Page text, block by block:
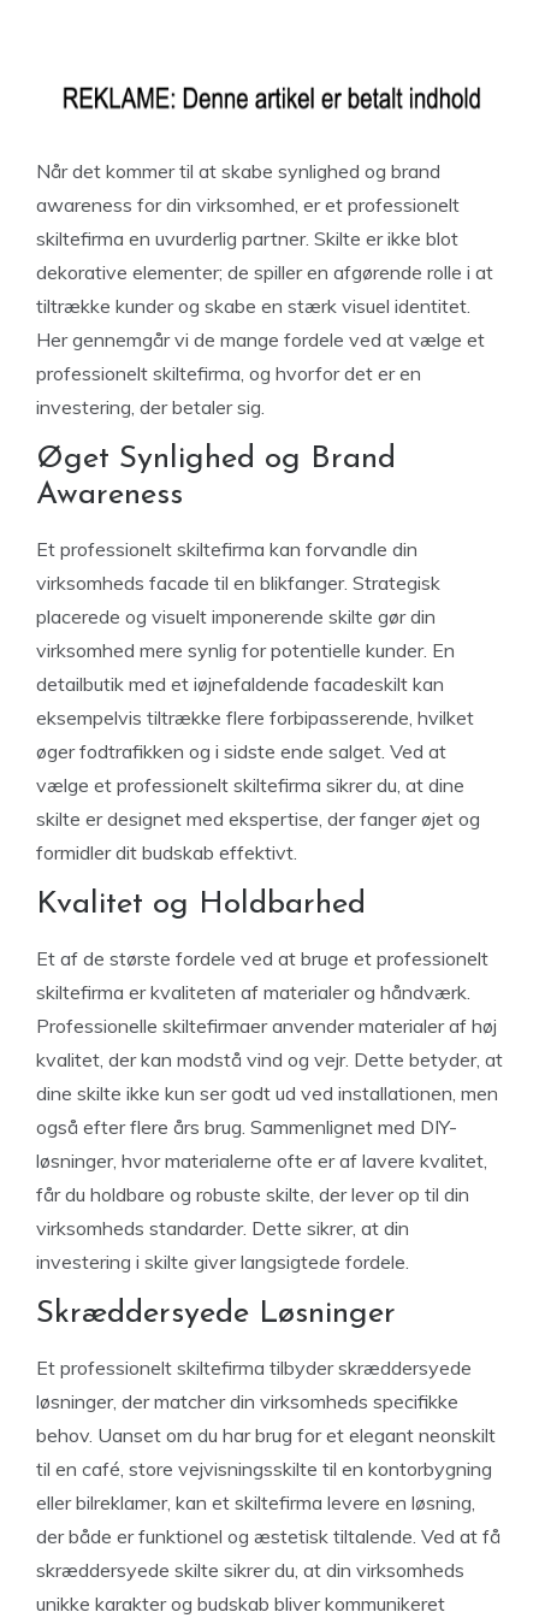
Når det kommer til at skabe synlighed og brand
awareness for din virksomhed, er et professionelt
skiltefirma en uvurderlig partner. Skilte er ikke blot
dekorative elementer; de spiller en afgørende rolle i at
tiltrække kunder og skabe en stærk visuel identitet.
Her gennemgår vi de mange fordele ved at vælge et
professionelt skiltefirma, og hvorfor det er en
investering, der betaler sig.
Øget Synlighed og Brand
Awareness
Et professionelt skiltefirma kan forvandle din
virksomheds facade til en blikfanger. Strategisk
placerede og visuelt imponerende skilte gør din
virksomhed mere synlig for potentielle kunder. En
detailbutik med et iøjnefaldende facadeskilt kan
eksempelvis tiltrække flere forbipasserende, hvilket
øger fodtrafikken og i sidste ende salget. Ved at
vælge et professionelt skiltefirma sikrer du, at dine
skilte er designet med ekspertise, der fanger øjet og
formidler dit budskab effektivt.
Kvalitet og Holdbarhed
Et af de største fordele ved at bruge et professionelt
skiltefirma er kvaliteten af materialer og håndværk.
Professionelle skiltefirmaer anvender materialer af høj
kvalitet, der kan modstå vind og vejr. Dette betyder, at
dine skilte ikke kun ser godt ud ved installationen, men
også efter flere års brug. Sammenlignet med DIY-
løsninger, hvor materialerne ofte er af lavere kvalitet,
får du holdbare og robuste skilte, der lever op til din
virksomheds standarder. Dette sikrer, at din
investering i skilte giver langsigtede fordele.
Skræddersyede Løsninger
Et professionelt skiltefirma tilbyder skræddersyede
løsninger, der matcher din virksomheds specifikke
behov. Uanset om du har brug for et elegant neonskilt
til en café, store vejvisningsskilte til en kontorbygning
eller bilreklamer, kan et skiltefirma levere en løsning,
der både er funktionel og æstetisk tiltalende. Ved at få
skræddersyede skilte sikrer du, at din virksomheds
unikke karakter og budskab bliver kommunikeret